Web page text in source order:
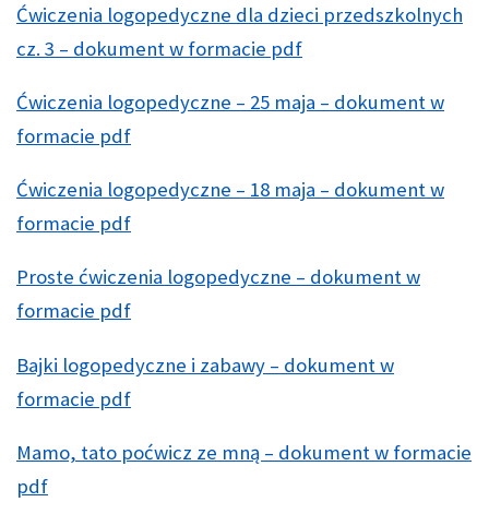
Ćwiczenia logopedyczne dla dzieci przedszkolnych
cz. 3 – dokument w formacie pdf
Ćwiczenia logopedyczne – 25 maja – dokument w
formacie pdf
Ćwiczenia logopedyczne – 18 maja – dokument w
formacie pdf
Proste ćwiczenia logopedyczne – dokument w
formacie pdf
Bajki logopedyczne i zabawy – dokument w
formacie pdf
Mamo, tato poćwicz ze mną – dokument w formacie
pdf